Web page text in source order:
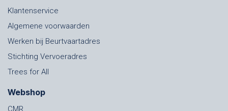
Klantenservice
Algemene voorwaarden
Werken bij Beurtvaartadres
Stichting Vervoeradres
Trees for All
Webshop
CMR